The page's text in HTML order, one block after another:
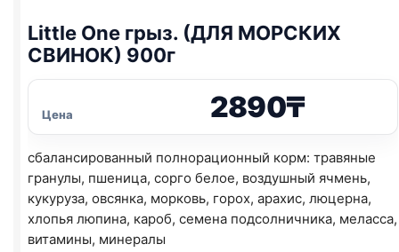
Little One грыз. (ДЛЯ МОРСКИХ
СВИНОК) 900г
Цена 2890₸
сбалансированный полнорационный корм: травяные
гранулы, пшеница, сорго белое, воздушный ячмень,
кукуруза, овсянка, морковь, горох, арахис, люцерна,
хлопья люпина, кароб, семена подсолничника, меласса,
витамины, минералы